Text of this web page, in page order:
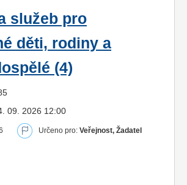
služeb pro
děti, rodiny a
(4)
09. 2026 12:00
Určeno pro: Veřejnost, Žadatel